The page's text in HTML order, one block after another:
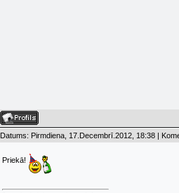
Datums: Pirmdiena, 17.Decembrī.2012, 18:38 |
Priekā!